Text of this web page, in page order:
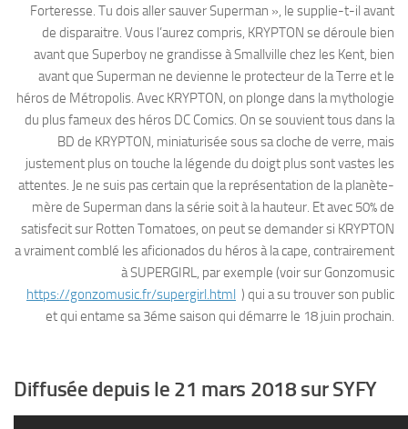
Forteresse. Tu dois aller sauver Superman », le supplie-t-il avant
de disparaitre. Vous l’aurez compris, KRYPTON se déroule bien
avant que Superboy ne grandisse à Smallville chez les Kent, bien
avant que Superman ne devienne le protecteur de la Terre et le
héros de Métropolis. Avec KRYPTON, on plonge dans la mythologie
du plus fameux des héros DC Comics. On se souvient tous dans la
BD de KRYPTON, miniaturisée sous sa cloche de verre, mais
justement plus on touche la légende du doigt plus sont vastes les
attentes. Je ne suis pas certain que la représentation de la planète-
mère de Superman dans la série soit à la hauteur. Et avec 50% de
satisfecit sur Rotten Tomatoes, on peut se demander si KRYPTON
a vraiment comblé les aficionados du héros à la cape, contrairement
à SUPERGIRL, par exemple (voir sur Gonzomusic
https://gonzomusic.fr/supergirl.html ) qui a su trouver son public
et qui entame sa 3éme saison qui démarre le 18 juin prochain.
Diffusée depuis le 21 mars 2018 sur SYFY